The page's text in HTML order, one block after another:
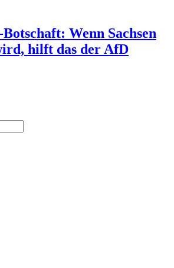
Wenn Sachsen
hilft das der AfD